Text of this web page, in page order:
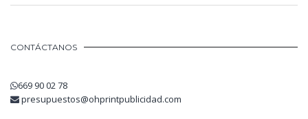
CONTÁCTANOS
669 90 02 78
presupuestos@ohprintpublicidad.com